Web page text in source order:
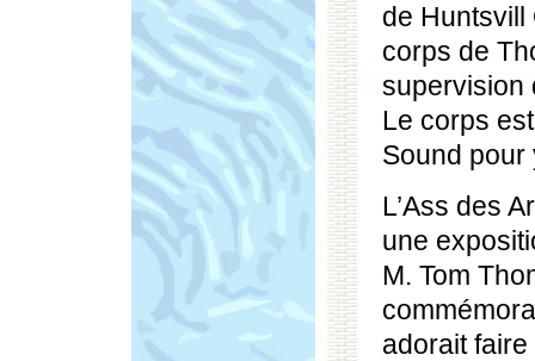
de Huntsvill
corps de
supervision
Le corps
Sound pour
L’Ass des
une
M. Tom
adorait